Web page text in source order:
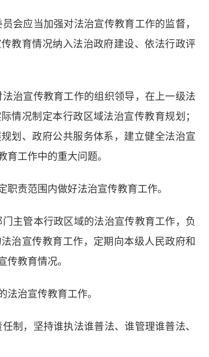
会应当加强对法治宣传教育工作的监督，
教育情况纳入法治政府建设、依法行政评
治宣传教育工作的组织领导，在上一级法
情况制定本行政区域法治宣传教育规划；
划、政府公共服务体系，建立健全法治宣
工作中的重大问题。
责范围内做好法治宣传教育工作。
主管本行政区域的法治宣传教育工作，负
治宣传教育工作，定期向本级人民政府和
教育情况。
治宣传教育工作。
制，坚持谁执法谁普法、谁管理谁普法、